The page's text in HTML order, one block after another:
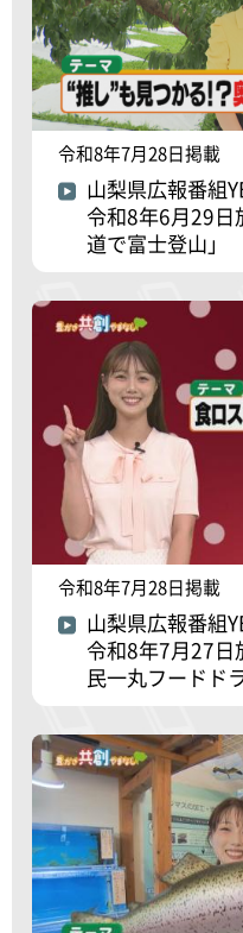
令和8年7月28日掲載
山梨県広報番組
令和8年6月29日
道で富士登山」
令和8年7月28日掲載
山梨県広報番組
令和8年7月27日
民一丸フードド